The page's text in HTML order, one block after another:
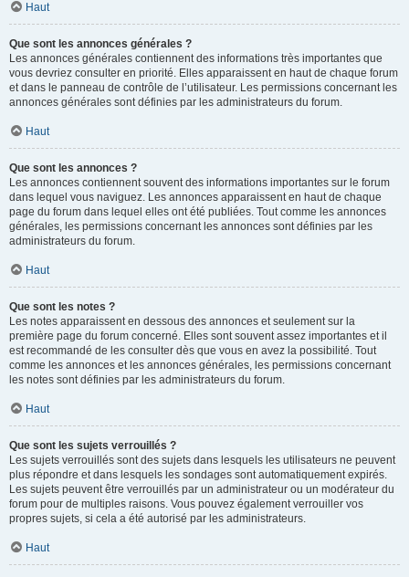
Haut
Que sont les annonces générales ?
Les annonces générales contiennent des informations très importantes que
vous devriez consulter en priorité. Elles apparaissent en haut de chaque forum
et dans le panneau de contrôle de l’utilisateur. Les permissions concernant les
annonces générales sont définies par les administrateurs du forum.
Haut
Que sont les annonces ?
Les annonces contiennent souvent des informations importantes sur le forum
dans lequel vous naviguez. Les annonces apparaissent en haut de chaque
page du forum dans lequel elles ont été publiées. Tout comme les annonces
générales, les permissions concernant les annonces sont définies par les
administrateurs du forum.
Haut
Que sont les notes ?
Les notes apparaissent en dessous des annonces et seulement sur la
première page du forum concerné. Elles sont souvent assez importantes et il
est recommandé de les consulter dès que vous en avez la possibilité. Tout
comme les annonces et les annonces générales, les permissions concernant
les notes sont définies par les administrateurs du forum.
Haut
Que sont les sujets verrouillés ?
Les sujets verrouillés sont des sujets dans lesquels les utilisateurs ne peuvent
plus répondre et dans lesquels les sondages sont automatiquement expirés.
Les sujets peuvent être verrouillés par un administrateur ou un modérateur du
forum pour de multiples raisons. Vous pouvez également verrouiller vos
propres sujets, si cela a été autorisé par les administrateurs.
Haut